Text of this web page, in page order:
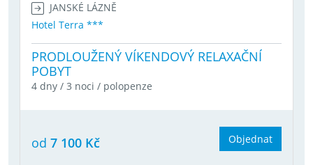
JANSKÉ LÁZNĚ
Hotel Terra ***
PRODLOUŽENÝ VÍKENDOVÝ RELAXAČNÍ
POBYT
4 dny / 3 noci / polopenze
od 7 100 Kč Objednat